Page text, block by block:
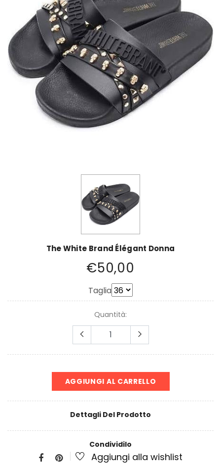
The White Brand Élégant Donna
€50,00
Taglia
Quantità:
AGGIUNGI AL CARRELLO
Dettagli Del Prodotto
Condividilo
Aggiungi alla wishlist